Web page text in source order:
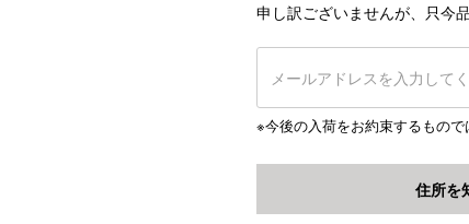
申し訳ございませんが、只今
※今後の入荷をお約束するもの